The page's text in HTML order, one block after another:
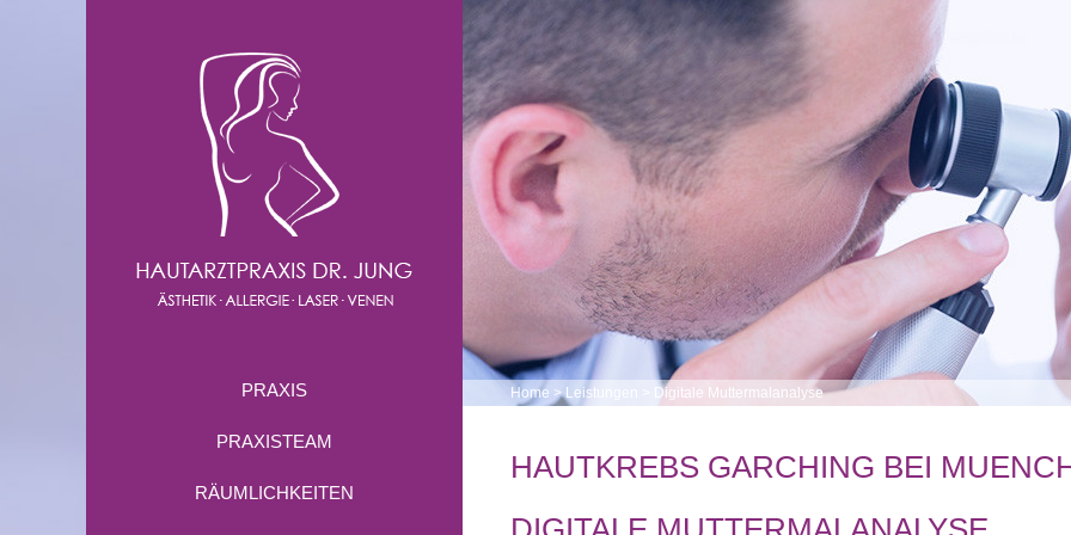
PRAXIS
PRAXISTEAM
RÄUMLICHKEITEN
Home >Leistungen Digitale Muttermalanalyse
HAUTKREBS GARCHING BEI